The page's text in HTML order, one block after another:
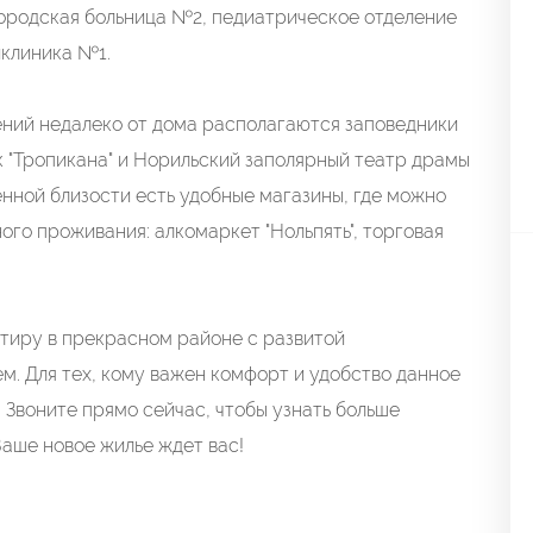
больница №2, педиатрическое отделение
№1.
недалеко от дома располагаются заповедники
и Норильский заполярный театр драмы
близости есть удобные магазины, где можно
проживания: алкомаркет "Нольпять", торговая
в прекрасном районе с развитой
Для тех, кому важен комфорт и удобство данное
прямо сейчас, чтобы узнать больше
новое жилье ждет вас!